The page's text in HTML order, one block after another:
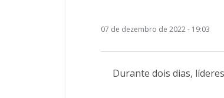
07 de dezembro de 2022 - 19:03
Durante dois dias,